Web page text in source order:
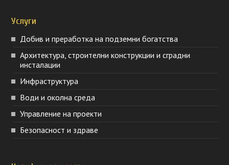
Услуги
Добив и преработка на подземни богатства
Архитектура, строителни конструкции и сградни
инсталации
Инфраструктура
Води и околна среда
Управление на проекти
Безопасност и здраве